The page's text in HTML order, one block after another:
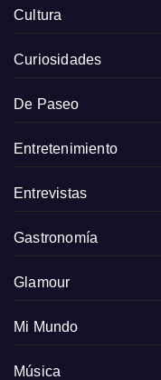
Cultura
Curiosidades
De Paseo
Entretenimiento
Entrevistas
Gastronomía
Glamour
Mi Mundo
Música